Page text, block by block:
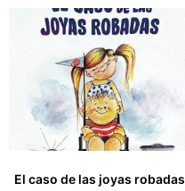
El caso de las joyas robadas